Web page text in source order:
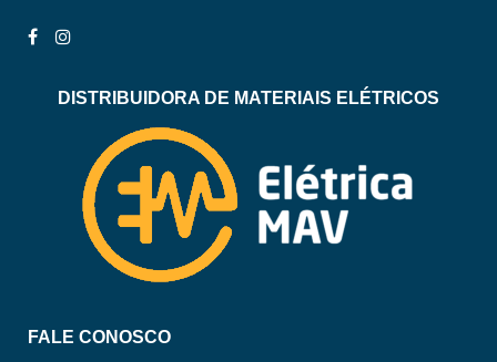
DISTRIBUIDORA DE MATERIAIS ELÉTRICOS
FALE CONOSCO